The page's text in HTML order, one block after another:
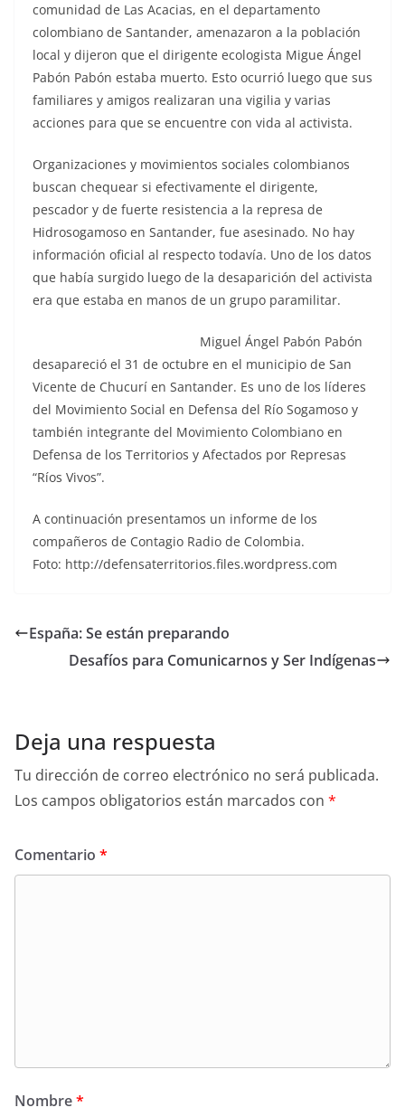
comunidad de Las Acacias, en el departamento
colombiano de Santander, amenazaron a la población
local y dijeron que el dirigente ecologista Migue Ángel
Pabón Pabón estaba muerto. Esto ocurrió luego que sus
familiares y amigos realizaran una vigilia y varias
acciones para que se encuentre con vida al activista.
Organizaciones y movimientos sociales colombianos
buscan chequear si efectivamente el dirigente,
pescador y de fuerte resistencia a la represa de
Hidrosogamoso en Santander, fue asesinado. No hay
información oficial al respecto todavía. Uno de los datos
que había surgido luego de la desaparición del activista
era que estaba en manos de un grupo paramilitar.
Miguel Ángel Pabón Pabón
desapareció el 31 de octubre en el municipio de San
Vicente de Chucurí en Santander. Es uno de los líderes
del Movimiento Social en Defensa del Río Sogamoso y
también integrante del Movimiento Colombiano en
Defensa de los Territorios y Afectados por Represas
“Ríos Vivos”.
A continuación presentamos un informe de los
compañeros de Contagio Radio de Colombia.
Foto: http://defensaterritorios.files.wordpress.com
España: Se están preparando
Desafíos para Comunicarnos y Ser Indígenas
Deja una respuesta
Tu dirección de correo electrónico no será publicada.
Los campos obligatorios están marcados con *
Comentario *
Nombre*